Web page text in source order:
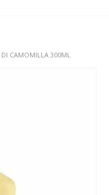
CAMOMILLA 300ML